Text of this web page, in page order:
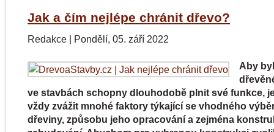
Jak a čím nejlépe chránit dřevo?
Redakce | Pondělí, 05. září 2022
Aby
ve stavbách schopny dlouhodobě plnit své funkce,
vždy zvážit mnohé faktory týkající se vhodného
dřeviny, způsobu jeho opracování a zejména